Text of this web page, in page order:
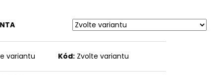
variantu Kód: Zvolte variantu